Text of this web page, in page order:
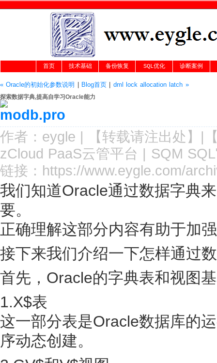
首页 技术基础 备份恢复 SQL优化 诊断案例
« Oracle的初始化参数说明 Blog首页| dml lock allocation latch »
探索数据字典,提高自学习Oracle能力
作者： eygle | 【转载请注出处 】|
zCloud PaaS云管平台 | SQM
链接： https://www.eygle.com/
我们知道Oracle通过数据字典
要。
正确理解这部分内容有助于加
接下来我们介绍一下怎样通过
首先，Oracle的字典表和视图
1.X$表
这一部分表是Oracle数据库的
序动态创建。